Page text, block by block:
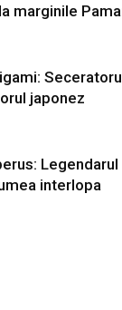
marginile
japonez
interlopa